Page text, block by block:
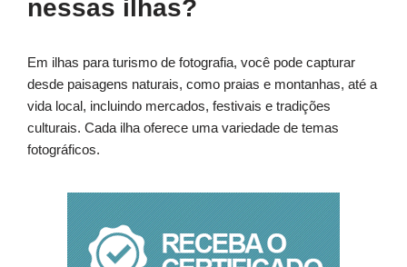
nessas ilhas?
Em ilhas para turismo de fotografia, você pode capturar
desde paisagens naturais, como praias e montanhas, até a
vida local, incluindo mercados, festivais e tradições
culturais. Cada ilha oferece uma variedade de temas
fotográficos.